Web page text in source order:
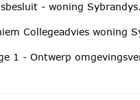
- woning
Collegeadvies woning
1 - Ontwerp